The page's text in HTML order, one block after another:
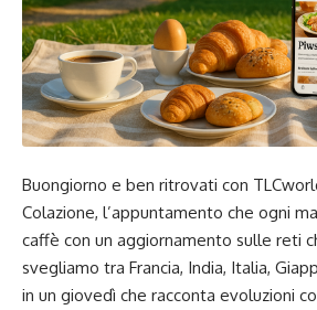
Buongiorno e ben ritrovati con
Colazione, l’appuntamento che ogni
caffè con un aggiornamento sulle reti
svegliamo tra Francia, India, Italia,
in un giovedì che racconta evoluzioni